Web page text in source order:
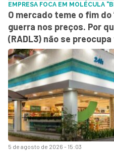
5 de agosto de 2026 - 15:03
EMPRESA FOCA EM MOLÉCULA
O mercado teme o fim do
guerra nos preços. Por
(RADL3) não se